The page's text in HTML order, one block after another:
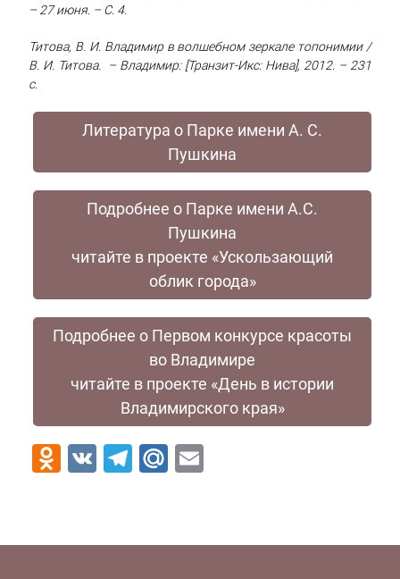
– 27 июня. – С. 4.
Титова, В. И. Владимир в волшебном зеркале топонимии /
В. И. Титова. – Владимир: [Транзит-Икс: Нива], 2012. – 231
с.
Литература о Парке имени А. С.
Пушкина
Подробнее о Парке имени А.С.
Пушкина
читайте в проекте «Ускользающий
облик города»
Подробнее о Первом конкурсе красоты
во Владимире
читайте в проекте «День в истории
Владимирского края»
Odnoklassniki
VK Telegram
Mail.Ru